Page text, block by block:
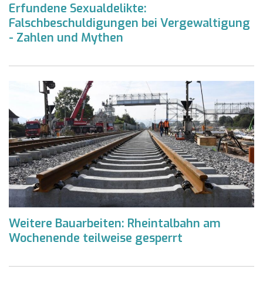
Erfundene Sexualdelikte:
Falschbeschuldigungen bei Vergewaltigung
- Zahlen und Mythen
Weitere Bauarbeiten: Rheintalbahn am
Wochenende teilweise gesperrt